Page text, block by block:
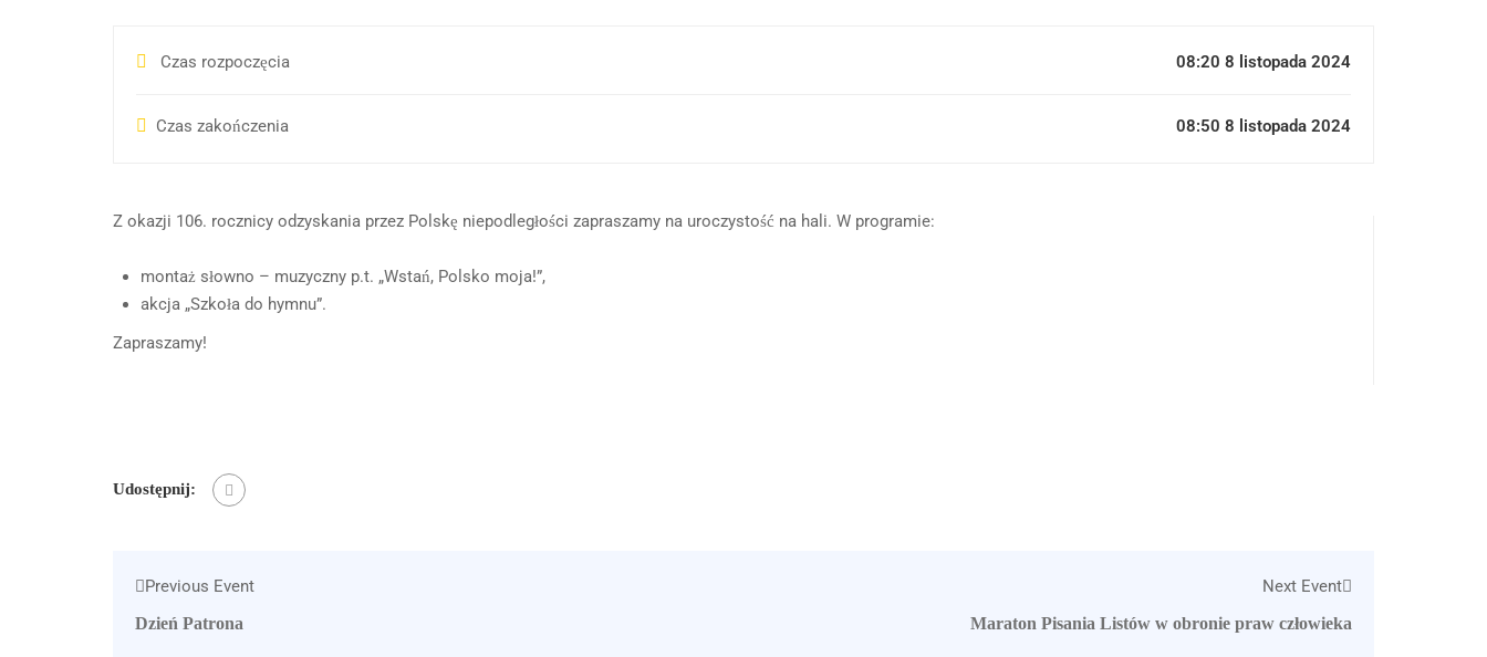
Czas rozpoczęcia 08:20 8 listopada 2024
Czas zakończenia 08:50 8 listopada 2024
Z okazji 106. rocznicy odzyskania przez Polskę niepodległości zapraszamy na uroczystość na hali. W programie:
montaż słowno – muzyczny p.t. „Wstań, Polsko moja!”,
akcja „Szkoła do hymnu”.
Zapraszamy!
Udostępnij:
Previous Event
Dzień Patrona
Next Event
Maraton Pisania Listów w obronie praw człowieka